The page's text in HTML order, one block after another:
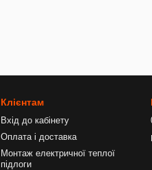
Клієнтам
Вхід до кабінету
Оплата і доставка
Монтаж електричної теплої
підлоги